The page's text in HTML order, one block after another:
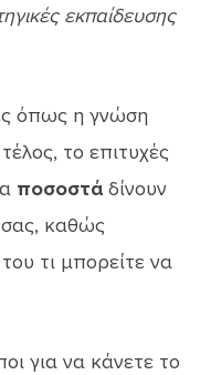
εκπαίδευσης
όπως η γνώση
το επιτυχές
ποσοστάδίνουν
σας, καθώς
τι μπορείτε να
για να κάνετε το